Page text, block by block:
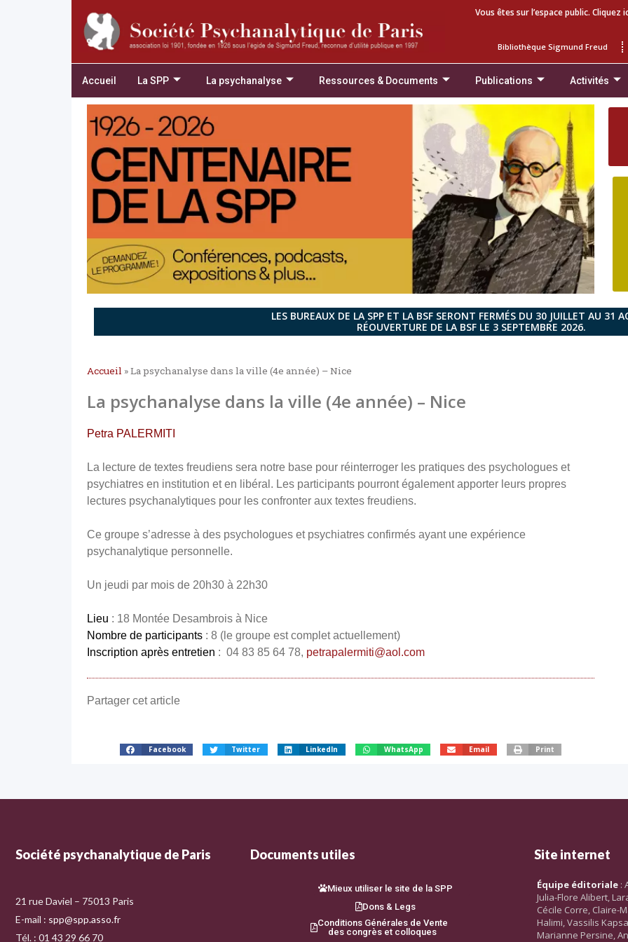
Vous êtes sur l’espace public.
Bibliothèque Sigmund Freud
Accueil La SPP La psychanalyse Ressources & Documents Publications Activités
LES BUREAUX DE LA SPP ET LA BSF SERONT FERMÉS DU 30 JUILLET AU 31
RÉOUVERTURE DE LA BSF LE 3 SEPTEMBRE 2026.
Accueil »La psychanalyse dans la ville (4e année) – Nice
La psychanalyse dans la ville (4e année) – Nice
Petra PALERMITI
La lecture de textes freudiens sera notre base pour réinterroger les pratiques des psychologues et
psychiatres en institution et en libéral. Les participants pourront également apporter leurs propres
lectures psychanalytiques pour les confronter aux textes freudiens.
Ce groupe s’adresse à des psychologues et psychiatres confirmés ayant une expérience
psychanalytique personnelle.
Un jeudi par mois de 20h30 à 22h30
Lieu : 18 Montée Desambrois à Nice
Nombre de participants : 8 (le groupe est complet actuellement)
Inscription après entretien : 04 83 85 64 78, petrapalermiti@aol.com
Partager cet article
Facebook Twitter LinkedIn WhatsApp Email Print
Société psychanalytique de Paris
21 rue Daviel – 75013 Paris
E-mail : spp@spp.asso.fr
Tél. : 01 43 29 66 70
Documents utiles
Mieux utiliser le site de la SPP
Dons & Legs
Conditions Générales de Vente
des congrès et colloques
Site internet
Équipe éditoriale :
Julia-Flore Alibert,
Cécile Corre, Claire-
Halimi, Vassilis
Marianne Persine,